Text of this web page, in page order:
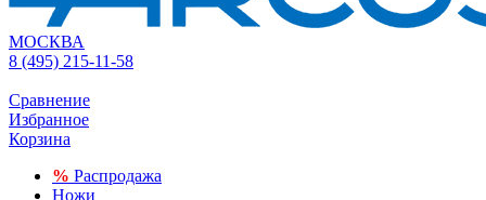
МОСКВА
8 (495) 215-11-58
Сравнение
Избранное
Корзина
% Распродажа
Ножи